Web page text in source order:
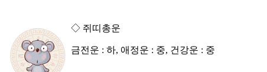
◇ 쥐띠총운
금전운 : 하, 애정운 : 중, 건강운 : 중